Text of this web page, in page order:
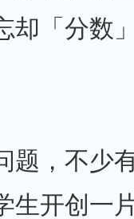
却「分数
题，不少
生开创一